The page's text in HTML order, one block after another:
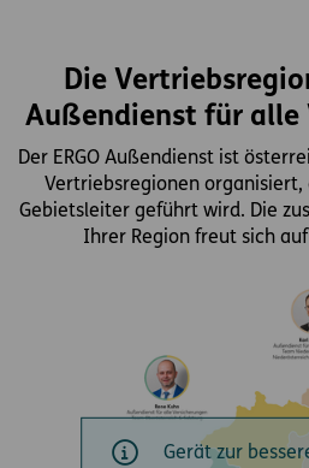
Die
Außendienst für alle
Der ERGO Außendienst ist
Vertriebsregionen organisiert,
Gebietsleiter geführt wird. Die
Ihrer Region freut sich
Gerät zur